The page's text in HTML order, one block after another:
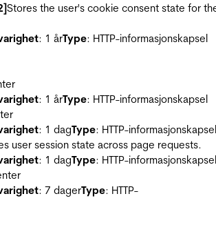
Stores the user's cookie consent state for
: 1 årType: HTTP-informasjonskapsel
: 1 årType: HTTP-informasjonskapsel
: 1 dagType: HTTP-informasjonskapsel
user session state across page requests.
: 1 dagType: HTTP-informasjonskapsel
: 7 dagerType: HTTP-